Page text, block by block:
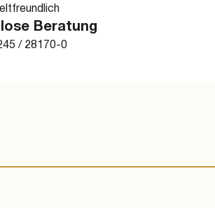
Beratung
/ 28170-0